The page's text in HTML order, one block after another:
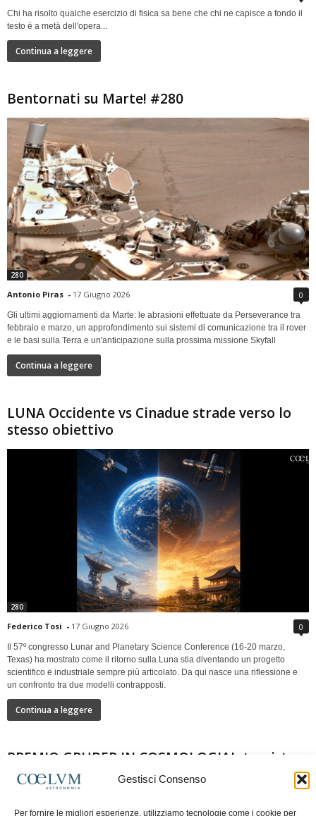
Gestisci Consenso
Per fornire le migliori esperienze, utilizziamo tecnologie come i cookie per
Chi ha risolto qualche esercizio di fisica sa bene che chi ne capisce a fondo il
testo è a metà dell'opera...
Continua a leggere
Bentornati su Marte! #280
280
Antonio Piras - 17 Giugno 2026 0
Gli ultimi aggiornamenti da Marte: le abrasioni effettuate da Perseverance tra
febbraio e marzo, un approfondimento sui sistemi di comunicazione tra il rover
e le basi sulla Terra e un'anticipazione sulla prossima missione Skyfall
Continua a leggere
LUNA Occidente vs Cinadue strade verso lo
stesso obiettivo
280
Federico Tosi - 17 Giugno 2026 0
Il 57º congresso Lunar and Planetary Science Conference (16-20 marzo,
Texas) ha mostrato come il ritorno sulla Luna stia diventando un progetto
scientifico e industriale sempre più articolato. Da qui nasce una riflessione e
un confronto tra due modelli contrapposti.
Continua a leggere
PREMIO GRUBER IN COSMOLOGIAIntervista a
Nazzareno Mandolesi